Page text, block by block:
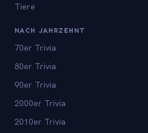
Tiere
NACH JAHRZEHNT
70er Trivia
80er Trivia
90er Trivia
2000er Trivia
2010er Trivia